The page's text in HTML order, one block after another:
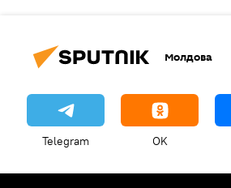
Молдова
Telegram OK